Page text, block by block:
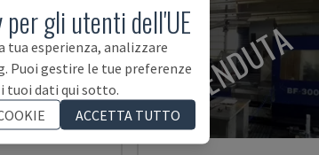
VENDUTA
gli utenti dell'UE
esperienza, analizzare
Puoi gestire le tue preferenze
tuoi dati qui sotto.
ACCETTA TUTTO